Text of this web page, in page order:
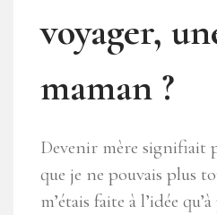
voyager,
maman ?
Devenir mère signifiait
que je ne pouvais plus
m’étais faite à l’idée